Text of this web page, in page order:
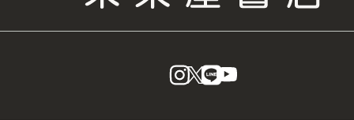
instagram
X LINE